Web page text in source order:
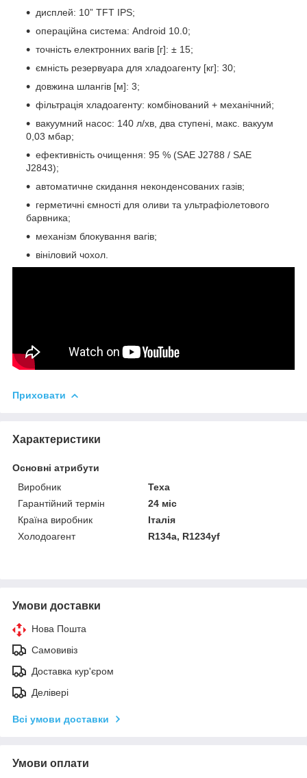
дисплей: 10” TFT IPS;
операційна система: Android 10.0;
точність електронних вагів [г]: ± 15;
ємність резервуара для хладоагенту [кг]: 30;
довжина шлангів [м]: 3;
фільтрація хладоагенту: комбінований + механічний;
вакуумний насос: 140 л/хв, два ступені, макс. вакуум
0,03 мбар;
ефективність очищення: 95 % (SAE J2788 / SAE
J2843);
автоматичне скидання неконденсованих газів;
герметичні ємності для оливи та ультрафіолетового
барвника;
механізм блокування вагів;
вініловий чохол.
Приховати
Характеристики
Основні атрибути
Виробник
Texa
Гарантійний термін
24 міс
Країна виробник
Італія
Холодоагент
R134a, R1234yf
Умови доставки
Нова Пошта
Самовивіз
Доставка кур'єром
Делівері
Всі умови доставки
Умови оплати